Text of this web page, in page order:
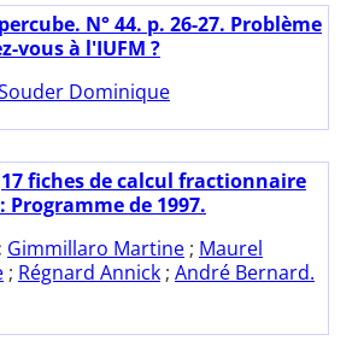
N° 44. p. 26-27. Problème
vous à l'IUFM ?
Dominique
17 fiches de calcul fractionnaire
Programme de 1997.
Gimmillaro Martine ; Maurel
; Régnard Annick ; André Bernard.